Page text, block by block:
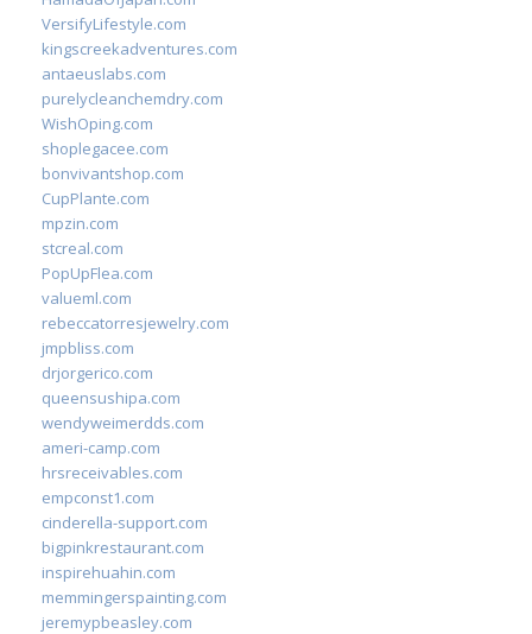
VersifyLifestyle.com
kingscreekadventures.com
antaeuslabs.com
purelycleanchemdry.com
WishOping.com
shoplegacee.com
bonvivantshop.com
CupPlante.com
mpzin.com
stcreal.com
PopUpFlea.com
valueml.com
rebeccatorresjewelry.com
jmpbliss.com
drjorgerico.com
queensushipa.com
wendyweimerdds.com
ameri-camp.com
hrsreceivables.com
empconst1.com
cinderella-support.com
bigpinkrestaurant.com
inspirehuahin.com
memmingerspainting.com
jeremypbeasley.com